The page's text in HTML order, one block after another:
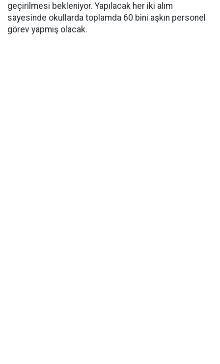
geçirilmesi bekleniyor. Yapılacak her iki alım
sayesinde okullarda toplamda 60 bini aşkın personel
görev yapmış olacak.